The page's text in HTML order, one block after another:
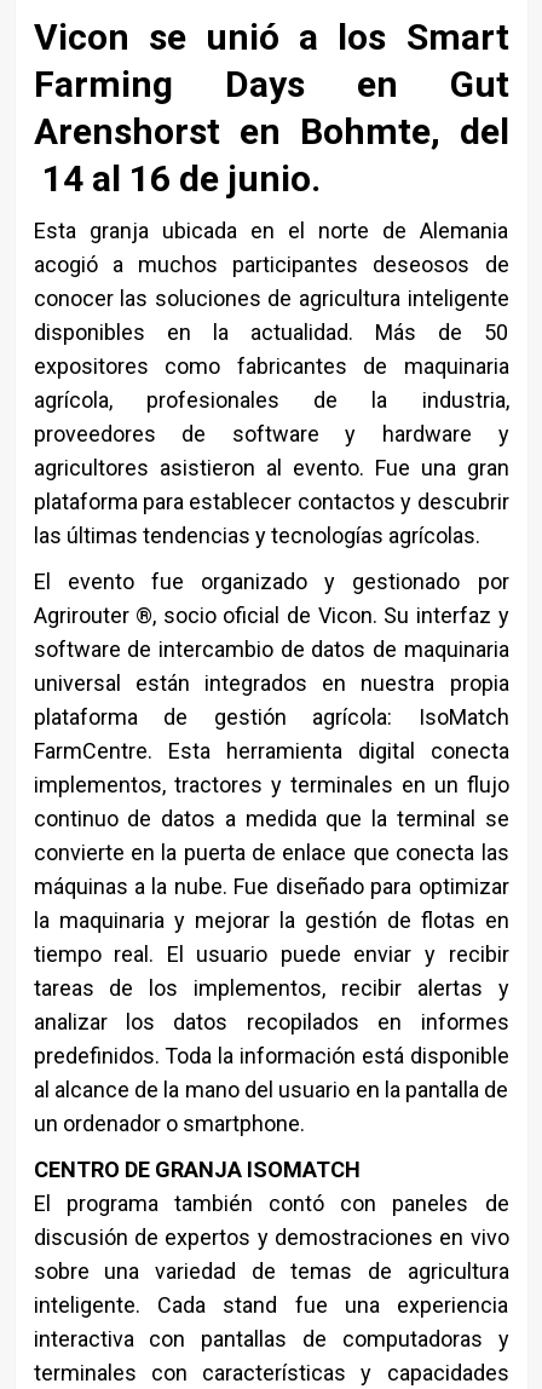
Vicon se unió a los Smart
Farming Days en Gut
Arenshorst en Bohmte, del
14 al 16 de junio.
Esta granja ubicada en el norte de Alemania
acogió a muchos participantes deseosos de
conocer las soluciones de agricultura inteligente
disponibles en la actualidad. Más de 50
expositores como fabricantes de maquinaria
agrícola, profesionales de la industria,
proveedores de software y hardware y
agricultores asistieron al evento. Fue una gran
plataforma para establecer contactos y descubrir
las últimas tendencias y tecnologías agrícolas.
El evento fue organizado y gestionado por
Agrirouter ®, socio oficial de Vicon. Su interfaz y
software de intercambio de datos de maquinaria
universal están integrados en nuestra propia
plataforma de gestión agrícola: IsoMatch
FarmCentre. Esta herramienta digital conecta
implementos, tractores y terminales en un flujo
continuo de datos a medida que la terminal se
convierte en la puerta de enlace que conecta las
máquinas a la nube. Fue diseñado para optimizar
la maquinaria y mejorar la gestión de flotas en
tiempo real. El usuario puede enviar y recibir
tareas de los implementos, recibir alertas y
analizar los datos recopilados en informes
predefinidos. Toda la información está disponible
al alcance de la mano del usuario en la pantalla de
un ordenador o smartphone.
CENTRO DE GRANJA ISOMATCH
El programa también contó con paneles de
discusión de expertos y demostraciones en vivo
sobre una variedad de temas de agricultura
inteligente. Cada stand fue una experiencia
interactiva con pantallas de computadoras y
terminales con características y capacidades